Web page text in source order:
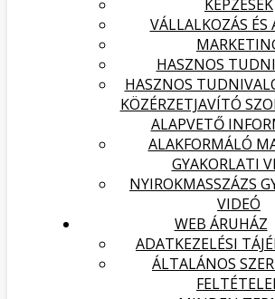
KÉPZÉSEK
VÁLLALKOZÁS ÉS
HASZNOS
HASZNOS
KÖZÉRZETJAVÍTÓ
ALAPVETŐ
ALAKFORMÁLÓ
GYAKORLATI
NYIROKMASSZÁZS
VIDEÓ
WEB ÁRUHÁZ
ADATKEZELÉSI
ÁLTALÁNOS